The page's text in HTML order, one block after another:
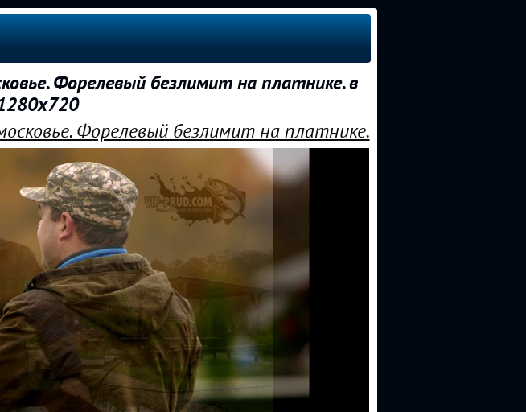
Форелевый безлимит на платнике. в
Форелевый безлимит на платнике.